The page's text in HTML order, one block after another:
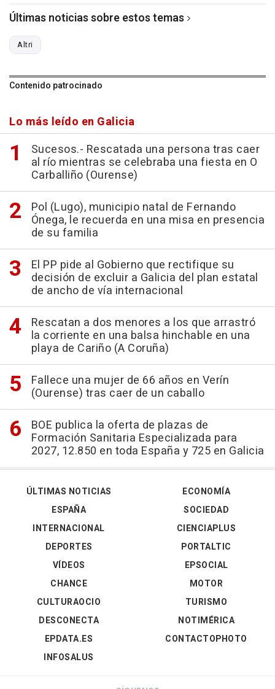
Últimas noticias sobre estos temas
Altri
Contenido patrocinado
Lo más leído en Galicia
Sucesos.- Rescatada una persona tras caer
al río mientras se celebraba una fiesta en O
Carballiño (Ourense)
Pol (Lugo), municipio natal de Fernando
Ónega, le recuerda en una misa en presencia
de su familia
El PP pide al Gobierno que rectifique su
decisión de excluir a Galicia del plan estatal
de ancho de vía internacional
Rescatan a dos menores a los que arrastró
la corriente en una balsa hinchable en una
playa de Cariño (A Coruña)
Fallece una mujer de 66 años en Verín
(Ourense) tras caer de un caballo
BOE publica la oferta de plazas de
Formación Sanitaria Especializada para
2027, 12.850 en toda España y 725 en Galicia
ÚLTIMAS NOTICIAS
ESPAÑA
INTERNACIONAL
DEPORTES
VÍDEOS
ECONOMÍA
SOCIEDAD
CIENCIAPLUS
PORTALTIC
EPSOCIAL
CHANCE
CULTURAOCIO
DESCONECTA
EPDATA.ES
INFOSALUS
MOTOR
TURISMO
NOTIMÉRICA
CONTACTOPHOTO